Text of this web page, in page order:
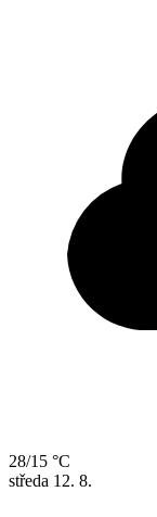
28/15 °C
středa 12. 8.